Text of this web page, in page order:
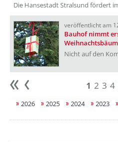
Die Hansestadt Stralsund fördert
veröffentlicht am
Bauhof nimmt
Nicht auf den
Anfang 1 2 3 4
2026 2025 2024 2023